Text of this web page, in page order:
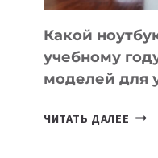
Какой
учебному
моделей для
ЧИТАТЬ ДАЛЕЕ